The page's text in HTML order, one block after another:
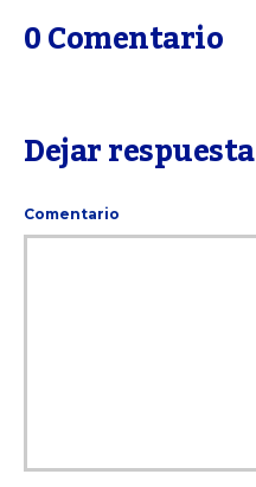
0 Comentario
Dejar respuesta
Comentario